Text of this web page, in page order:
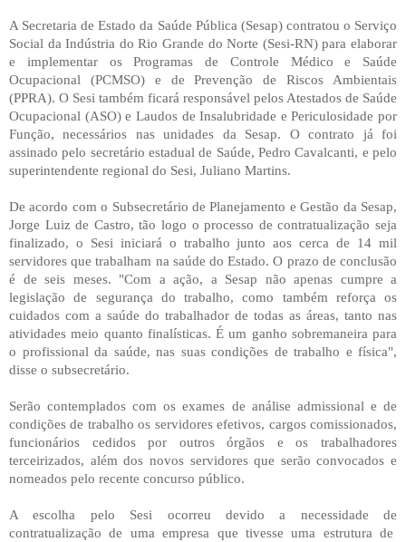
A Secretaria de Estado da Saúde Pública (Sesap) contratou o Serviço
Social da Indústria do Rio Grande do Norte (Sesi-RN) para elaborar
e implementar os Programas de Controle Médico e Saúde
Ocupacional (PCMSO) e de Prevenção de Riscos Ambientais
(PPRA). O Sesi também ficará responsável pelos Atestados de Saúde
Ocupacional (ASO) e Laudos de Insalubridade e Periculosidade por
Função, necessários nas unidades da Sesap. O contrato já foi
assinado pelo secretário estadual de Saúde, Pedro Cavalcanti, e pelo
superintendente regional do Sesi, Juliano Martins.
De acordo com o Subsecretário de Planejamento e Gestão da Sesap,
Jorge Luiz de Castro, tão logo o processo de contratualização seja
finalizado, o Sesi iniciará o trabalho junto aos cerca de 14 mil
servidores que trabalham na saúde do Estado. O prazo de conclusão
é de seis meses. "Com a ação, a Sesap não apenas cumpre a
legislação de segurança do trabalho, como também reforça os
cuidados com a saúde do trabalhador de todas as áreas, tanto nas
atividades meio quanto finalísticas. É um ganho sobremaneira para
o profissional da saúde, nas suas condições de trabalho e física",
disse o subsecretário.
Serão contemplados com os exames de análise admissional e de
condições de trabalho os servidores efetivos, cargos comissionados,
funcionários cedidos por outros órgãos e os trabalhadores
terceirizados, além dos novos servidores que serão convocados e
nomeados pelo recente concurso público.
A escolha pelo Sesi ocorreu devido a necessidade de
contratualização de uma empresa que tivesse uma estrutura de